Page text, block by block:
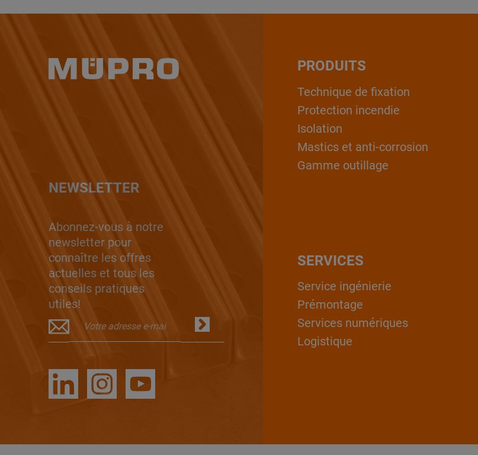
NEWSLETTER
Abonnez-vous à notre
newsletter pour
connaître les offres
actuelles et tous les
conseils pratiques
utiles!
PRODUITS
Technique de fixation
Protection incendie
Isolation
Mastics et anti-corrosion
Gamme outillage
SERVICES
Service ingénierie
Prémontage
Services numériques
Logistique